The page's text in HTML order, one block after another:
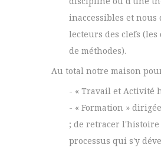
inaccessibles et
lecteurs des clefs
de méthodes).
Au total notre maison
- « Travail et Activité
- « Formation »
; de retracer
processus qui s'y